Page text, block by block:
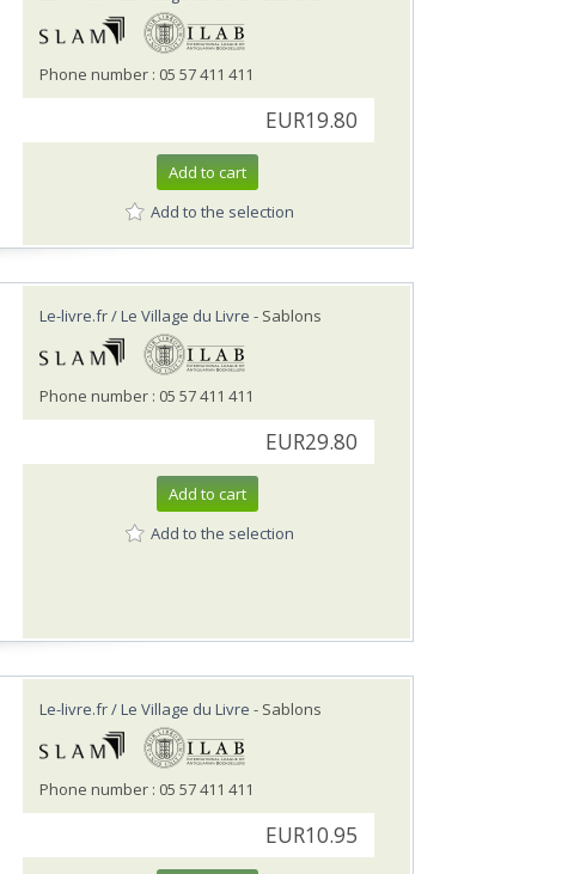
Phone number : 05 57 411 411
EUR19.80
Add to cart
Add to the selection
Le-livre.fr / Le Village du Livre - Sablons
Phone number : 05 57 411 411
EUR29.80
Add to cart
Add to the selection
Le-livre.fr / Le Village du Livre - Sablons
Phone number : 05 57 411 411
EUR10.95